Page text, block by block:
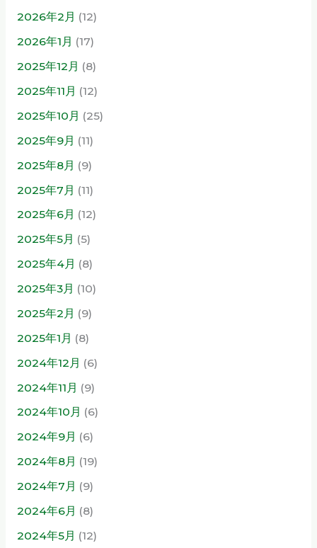
2026年2月 (12)
2026年1月 (17)
2025年12月 (8)
2025年11月 (12)
2025年10月 (25)
2025年9月 (11)
2025年8月 (9)
2025年7月 (11)
2025年6月 (12)
2025年5月 (5)
2025年4月 (8)
2025年3月 (10)
2025年2月 (9)
2025年1月 (8)
2024年12月 (6)
2024年11月 (9)
2024年10月 (6)
2024年9月 (6)
2024年8月 (19)
2024年7月 (9)
2024年6月 (8)
2024年5月 (12)